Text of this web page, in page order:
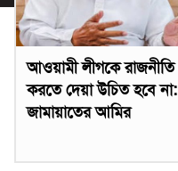
আওয়ামী লীগকে রাজনীতি
করতে দেয়া উচিত হবে না:
জামায়াতের আমির